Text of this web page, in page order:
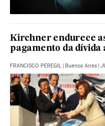
Kirchner endurece
pagamento da dívida
FRANCISCO PEREGIL | Buenos Aires |